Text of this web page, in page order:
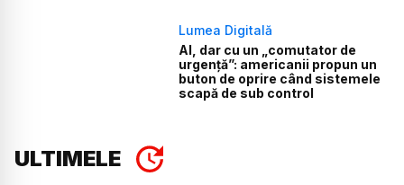
Lumea Digitală
AI, dar cu un „comutator de
urgență”: americanii propun un
buton de oprire când sistemele
scapă de sub control
ULTIMELE